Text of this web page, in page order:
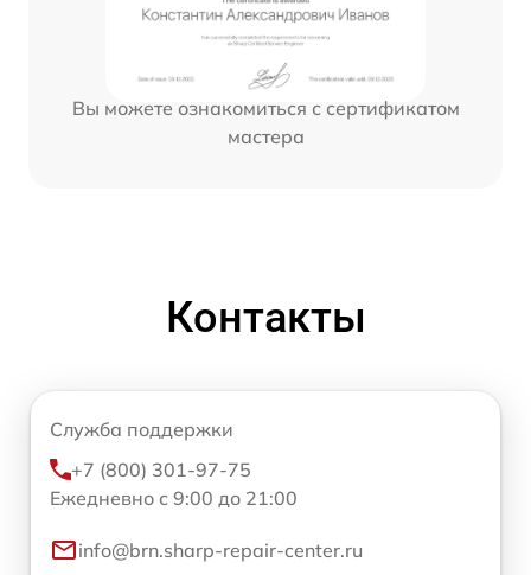
Вы можете ознакомиться с сертификатом
мастера
Контакты
Служба поддержки
+7 (800) 301-97-75
Ежедневно с 9:00 до 21:00
info@brn.sharp-repair-center.ru